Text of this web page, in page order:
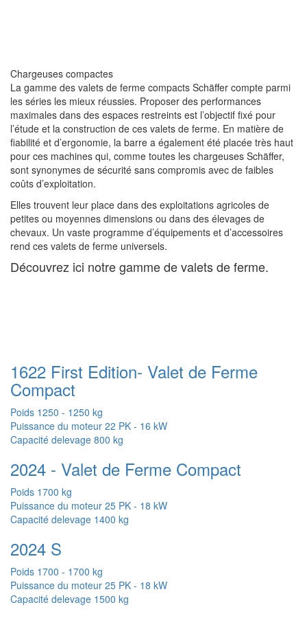
Chargeuses compactes
La gamme des valets de ferme compacts Schäffer compte parmi
les séries les mieux réussies. Proposer des performances
maximales dans des espaces restreints est l’objectif fixé pour
l’étude et la construction de ces valets de ferme. En matière de
fiabilité et d’ergonomie, la barre a également été placée très haut
pour ces machines qui, comme toutes les chargeuses Schäffer,
sont synonymes de sécurité sans compromis avec de faibles
coûts d’exploitation.
Elles trouvent leur place dans des exploitations agricoles de
petites ou moyennes dimensions ou dans des élevages de
chevaux. Un vaste programme d’équipements et d’accessoires
rend ces valets de ferme universels.
Découvrez ici notre gamme de valets de ferme.
1622 First Edition- Valet de Ferme
Compact
Poids 1250 - 1250 kg
Puissance du moteur 22 PK - 16 kW
Capacité delevage 800 kg
2024 - Valet de Ferme Compact
Poids 1700 kg
Puissance du moteur 25 PK - 18 kW
Capacité delevage 1400 kg
2024 S
Poids 1700 - 1700 kg
Puissance du moteur 25 PK - 18 kW
Capacité delevage 1500 kg